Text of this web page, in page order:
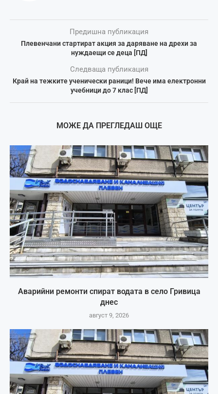
Предишна публикация
Плевенчани стартират акция за даряване на дрехи за
нуждаещи се деца [ПД]
Следваща публикация
Край на тежките ученически раници! Вече има електронни
учебници до 7 клас [ПД]
МОЖЕ ДА ПРЕГЛЕДАШ ОЩЕ
Аварийни ремонти спират водата в село Гривица
днес
август 9, 2026